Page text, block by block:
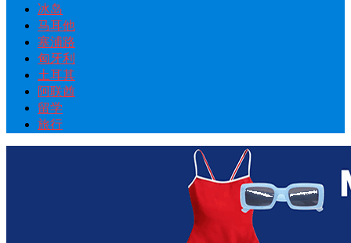
冰岛
马耳他
塞浦路
匈牙利
土耳其
阿联酋
留学
旅行